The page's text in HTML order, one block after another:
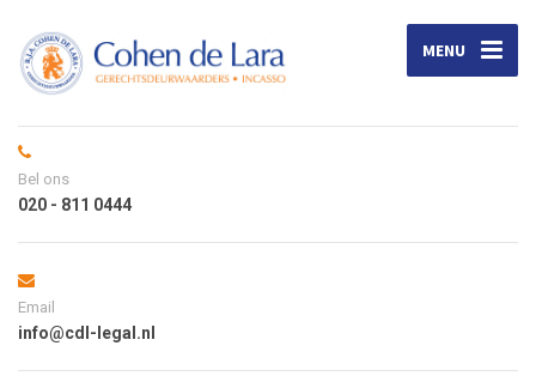
MENU
Bel ons
020 - 811 0444
Email
info@cdl-legal.nl